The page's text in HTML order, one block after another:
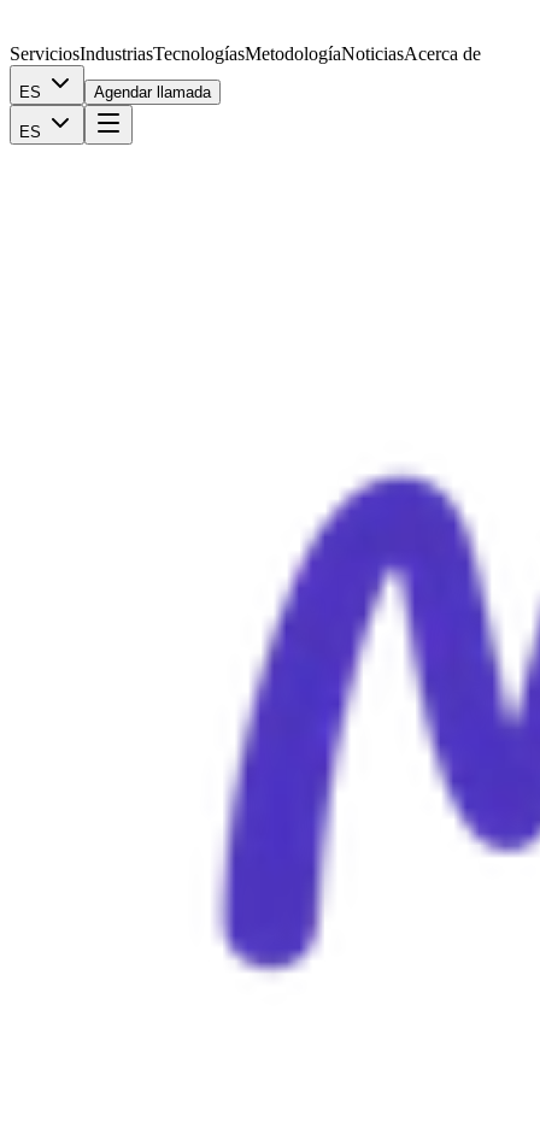
ServiciosIndustriasTecnologíasMetodologíaNoticiasAcerca de
ES Agendar llamada
ES